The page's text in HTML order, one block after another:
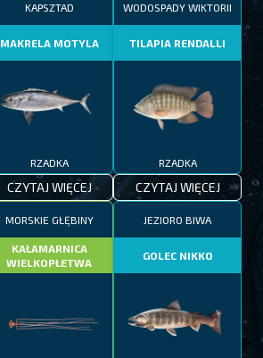
KAPSZTAD
MAKRELA MOTYLA
RZADKA
CZYTAJ WIĘCEJ
WODOSPADY WIKTORII
TILAPIA RENDALLI
RZADKA
CZYTAJ WIĘCEJ
MORSKIE GŁĘBINY
KAŁAMARNICA
WIELKOPŁETWA
JEZIORO BIWA
GOLEC NIKKO